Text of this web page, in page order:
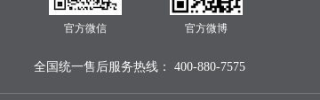
官方微信 官方微博
全国统一售后服务热线： 400-880-7575